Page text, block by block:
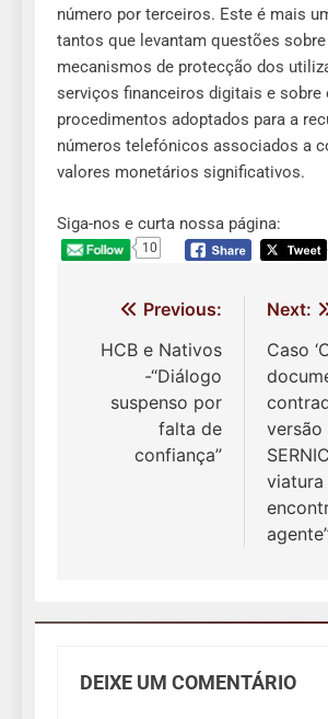
número por terceiros. Este é mais
tantos que levantam questões
mecanismos de protecção dos
serviços financeiros digitais e sobre
procedimentos adoptados para a
números telefónicos associados a
valores monetários significativos.
Siga-nos e curta nossa página:
10
Navegação
de
Post
Previous:
HCB e Nativos
-“Diálogo
suspenso por
falta de
confiança”
Next:
Caso
versão
viatura
DEIXE UM COMENTÁRIO